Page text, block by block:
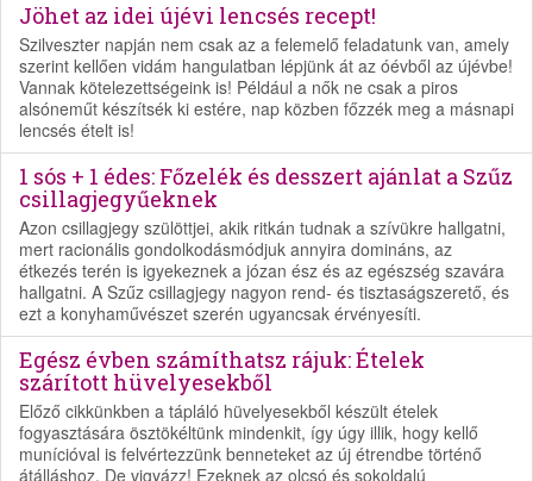
Jöhet az idei újévi lencsés recept!
Szilveszter napján nem csak az a felemelő feladatunk van, amely
szerint kellően vidám hangulatban lépjünk át az óévből az újévbe!
Vannak kötelezettségeink is! Például a nők ne csak a piros
alsóneműt készítsék ki estére, nap közben főzzék meg a másnapi
lencsés ételt is!
1 sós + 1 édes: Főzelék és desszert ajánlat a Szűz
csillagjegyűeknek
Azon csillagjegy szülöttjei, akik ritkán tudnak a szívükre hallgatni,
mert racionális gondolkodásmódjuk annyira domináns, az
étkezés terén is igyekeznek a józan ész és az egészség szavára
hallgatni. A Szűz csillagjegy nagyon rend- és tisztaságszerető, és
ezt a konyhaművészet szerén ugyancsak érvényesíti.
Egész évben számíthatsz rájuk: Ételek
szárított hüvelyesekből
Előző cikkünkben a tápláló hüvelyesekből készült ételek
fogyasztására ösztökéltünk mindenkit, így úgy illik, hogy kellő
munícióval is felvértezzünk benneteket az új étrendbe történő
átálláshoz. De vigyázz! Ezeknek az olcsó és sokoldalú